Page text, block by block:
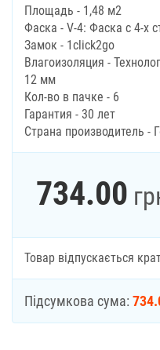
Площадь - 1,48 м2
Фаска - V-4: Фаска с 4-х
Замок - 1click2go
Влагоизоляция -
12 мм
Кол-во в пачке - 6
Гарантия - 30 лет
Страна производитель -
734.00
Товар відпускається
Підсумкова сума: